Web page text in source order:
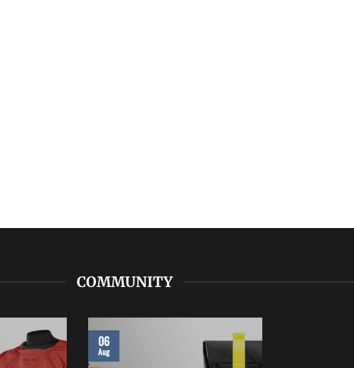
COMMUNITY
06
Aug